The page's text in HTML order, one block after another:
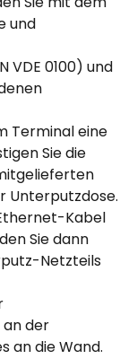
und
VDE 0100) und
Terminal eine
Sie die
Unterputzdose.
Kabel
Sie dann
Netzteils
der
an die Wand.